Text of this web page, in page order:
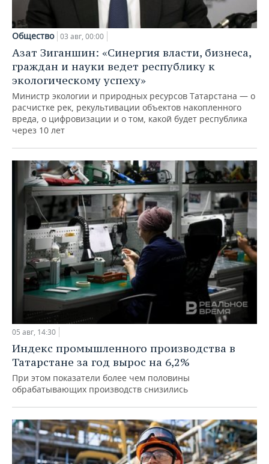
Общество 03 авг, 00:00
Азат Зиганшин: «Синергия власти, бизнеса,
граждан и науки ведет республику к
экологическому успеху»
Министр экологии и природных ресурсов Татарстана — о
расчистке рек, рекультивации объектов накопленного
вреда, о цифровизации и о том, какой будет республика
через 10 лет
05 авг, 14:30
Индекс промышленного производства в
Татарстане за год вырос на 6,2%
При этом показатели более чем половины
обрабатывающих производств снизились